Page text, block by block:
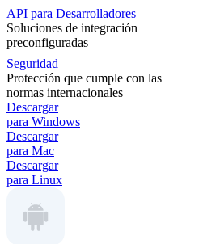
API para Desarrolladores
Soluciones de integración
preconfiguradas
Seguridad
Protección que cumple con las
normas internacionales
Descargar
para Windows
Descargar
para Mac
Descargar
para Linux